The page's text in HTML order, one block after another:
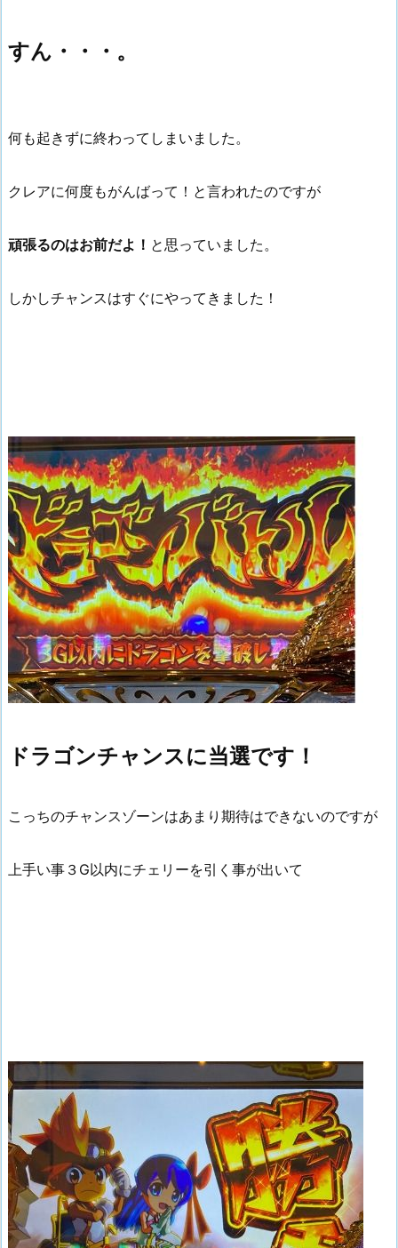
すん・・・。
何も起きずに終わってしまいました。
クレアに何度もがんばって！と言われたのですが
頑張るのはお前だよ！ と思っていました。
しかしチャンスはすぐにやってきました！
ドラゴンチャンスに当選です！
こっちのチャンスゾーンはあまり期待はできないのですが
上手い事３G以内にチェリーを引く事が出いて